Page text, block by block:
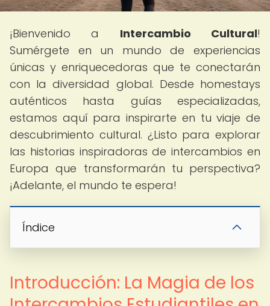
¡Bienvenido a Intercambio Cultural!
Sumérgete en un mundo de experiencias
únicas y enriquecedoras que te conectarán
con la diversidad global. Desde homestays
auténticos hasta guías especializadas,
estamos aquí para inspirarte en tu viaje de
descubrimiento cultural. ¿Listo para explorar
las historias inspiradoras de intercambios en
Europa que transformarán tu perspectiva?
¡Adelante, el mundo te espera!
Índice
Introducción: La Magia de los